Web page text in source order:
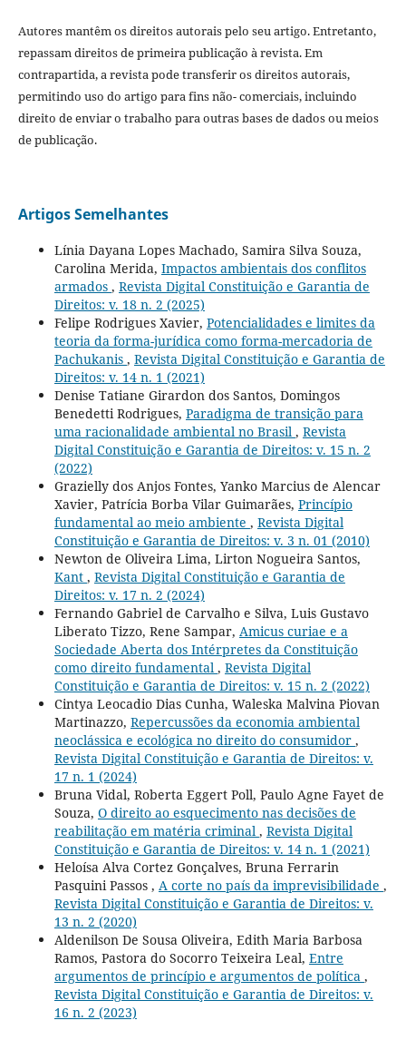
Autores mantêm os direitos autorais pelo seu artigo. Entretanto,
repassam direitos de primeira publicação à revista. Em
contrapartida, a revista pode transferir os direitos autorais,
permitindo uso do artigo para fins não- comerciais, incluindo
direito de enviar o trabalho para outras bases de dados ou meios
de publicação.
Artigos Semelhantes
Línia Dayana Lopes Machado, Samira Silva Souza,
Carolina Merida, Impactos ambientais dos conflitos
armados , Revista Digital Constituição e Garantia de
Direitos: v. 18 n. 2 (2025)
Felipe Rodrigues Xavier, Potencialidades e limites da
teoria da forma-jurídica como forma-mercadoria de
Pachukanis , Revista Digital Constituição e Garantia de
Direitos: v. 14 n. 1 (2021)
Denise Tatiane Girardon dos Santos, Domingos
Benedetti Rodrigues, Paradigma de transição para
uma racionalidade ambiental no Brasil , Revista
Digital Constituição e Garantia de Direitos: v. 15 n. 2
(2022)
Grazielly dos Anjos Fontes, Yanko Marcius de Alencar
Xavier, Patrícia Borba Vilar Guimarães, Princípio
fundamental ao meio ambiente , Revista Digital
Constituição e Garantia de Direitos: v. 3 n. 01 (2010)
Newton de Oliveira Lima, Lirton Nogueira Santos,
Kant , Revista Digital Constituição e Garantia de
Direitos: v. 17 n. 2 (2024)
Fernando Gabriel de Carvalho e Silva, Luis Gustavo
Liberato Tizzo, Rene Sampar, Amicus curiae e a
Sociedade Aberta dos Intérpretes da Constituição
como direito fundamental , Revista Digital
Constituição e Garantia de Direitos: v. 15 n. 2 (2022)
Cintya Leocadio Dias Cunha, Waleska Malvina Piovan
Martinazzo, Repercussões da economia ambiental
neoclássica e ecológica no direito do consumidor ,
Revista Digital Constituição e Garantia de Direitos: v.
17 n. 1 (2024)
Bruna Vidal, Roberta Eggert Poll, Paulo Agne Fayet de
Souza, O direito ao esquecimento nas decisões de
reabilitação em matéria criminal , Revista Digital
Constituição e Garantia de Direitos: v. 14 n. 1 (2021)
Heloísa Alva Cortez Gonçalves, Bruna Ferrarin
Pasquini Passos , A corte no país da imprevisibilidade ,
Revista Digital Constituição e Garantia de Direitos: v.
13 n. 2 (2020)
Aldenilson De Sousa Oliveira, Edith Maria Barbosa
Ramos, Pastora do Socorro Teixeira Leal, Entre
argumentos de princípio e argumentos de política ,
Revista Digital Constituição e Garantia de Direitos: v.
16 n. 2 (2023)